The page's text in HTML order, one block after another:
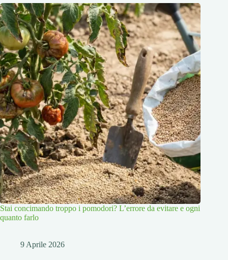
Stai concimando troppo i pomodori? L’errore da evitare e ogni
quanto farlo
9 Aprile 2026